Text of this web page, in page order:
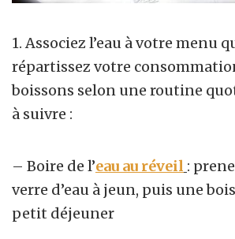
1. Associez l’eau à votre menu
répartissez votre
boissons selon une routine
à suivre :
– Boire de l’eau au réveil :
verre d’eau à jeun, puis une
petit déjeuner